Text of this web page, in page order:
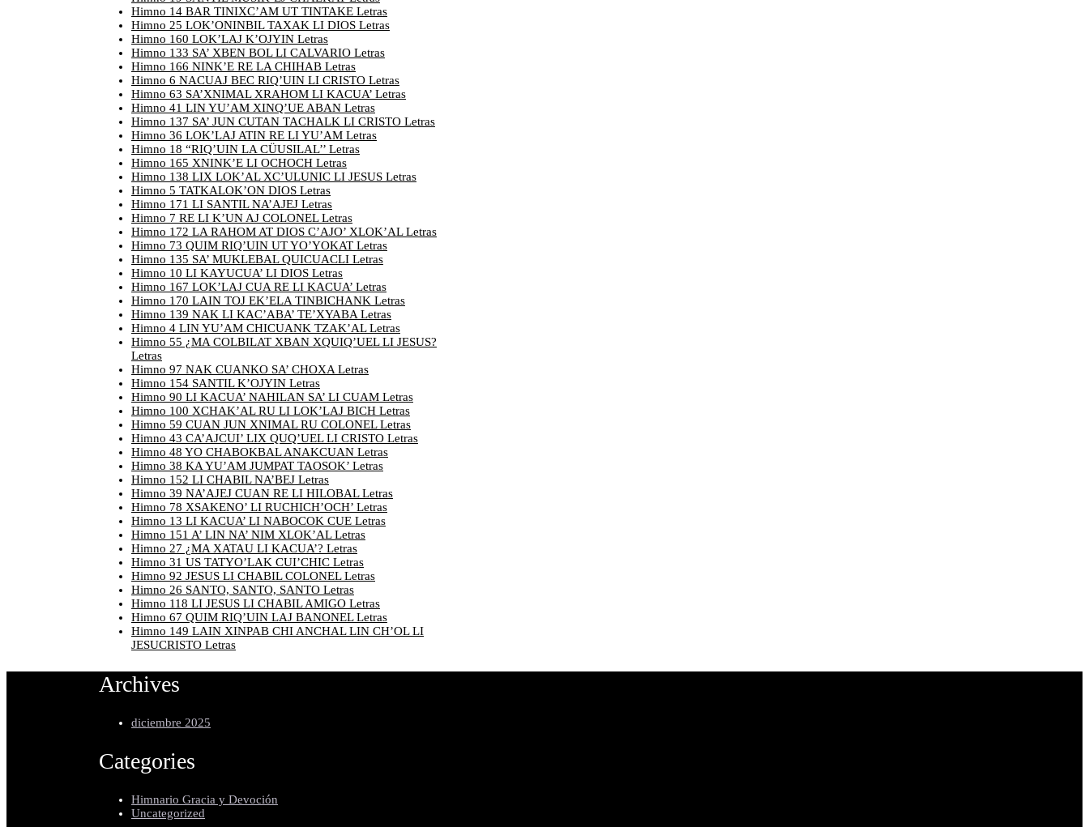
Himno 14 BAR TINIXC’AM UT TINTAKE Letras
Himno 25 LOK’ONINBIL TAXAK LI DIOS Letras
Himno 160 LOK’LAJ K’OJYIN Letras
Himno 133 SA’ XBEN BOL LI CALVARIO Letras
Himno 166 NINK’E RE LA CHIHAB Letras
Himno 6 NACUAJ BEC RIQ’UIN LI CRISTO Letras
Himno 63 SA’XNIMAL XRAHOM LI KACUA’ Letras
Himno 41 LIN YU’AM XINQ’UE ABAN Letras
Himno 137 SA’ JUN CUTAN TACHALK LI CRISTO Letras
Himno 36 LOK’LAJ ATIN RE LI YU’AM Letras
Himno 18 “RIQ’UIN LA CÜUSILAL’’ Letras
Himno 165 XNINK’E LI OCHOCH Letras
Himno 138 LIX LOK’AL XC’ULUNIC LI JESUS Letras
Himno 5 TATKALOK’ON DIOS Letras
Himno 171 LI SANTIL NA’AJEJ Letras
Himno 7 RE LI K’UN AJ COLONEL Letras
Himno 172 LA RAHOM AT DIOS C’AJO’ XLOK’AL Letras
Himno 73 QUIM RIQ’UIN UT YO’YOKAT Letras
Himno 135 SA’ MUKLEBAL QUICUACLI Letras
Himno 10 LI KAYUCUA’ LI DIOS Letras
Himno 167 LOK’LAJ CUA RE LI KACUA’ Letras
Himno 170 LAIN TOJ EK’ELA TINBICHANK Letras
Himno 139 NAK LI KAC’ABA’ TE’XYABA Letras
Himno 4 LIN YU’AM CHICUANK TZAK’AL Letras
Himno 55 ¿MA COLBILAT XBAN XQUIQ’UEL LI JESUS?
Letras
Himno 97 NAK CUANKO SA’ CHOXA Letras
Himno 154 SANTIL K’OJYIN Letras
Himno 90 LI KACUA’ NAHILAN SA’ LI CUAM Letras
Himno 100 XCHAK’AL RU LI LOK’LAJ BICH Letras
Himno 59 CUAN JUN XNIMAL RU COLONEL Letras
Himno 43 CA’AJCUI’ LIX QUQ’UEL LI CRISTO Letras
Himno 48 YO CHABOKBAL ANAKCUAN Letras
Himno 38 KA YU’AM JUMPAT TAOSOK’ Letras
Himno 152 LI CHABIL NA’BEJ Letras
Himno 39 NA’AJEJ CUAN RE LI HILOBAL Letras
Himno 78 XSAKENO’ LI RUCHICH’OCH’ Letras
Himno 13 LI KACUA’ LI NABOCOK CUE Letras
Himno 151 A’ LIN NA’ NIM XLOK’AL Letras
Himno 27 ¿MA XATAU LI KACUA’? Letras
Himno 31 US TATYO’LAK CUI’CHIC Letras
Himno 92 JESUS LI CHABIL COLONEL Letras
Himno 26 SANTO, SANTO, SANTO Letras
Himno 118 LI JESUS LI CHABIL AMIGO Letras
Himno 67 QUIM RIQ’UIN LAJ BANONEL Letras
Himno 149 LAIN XINPAB CHI ANCHAL LIN CH’OL LI
JESUCRISTO Letras
Archives
diciembre 2025
Categories
Himnario Gracia y Devoción
Uncategorized